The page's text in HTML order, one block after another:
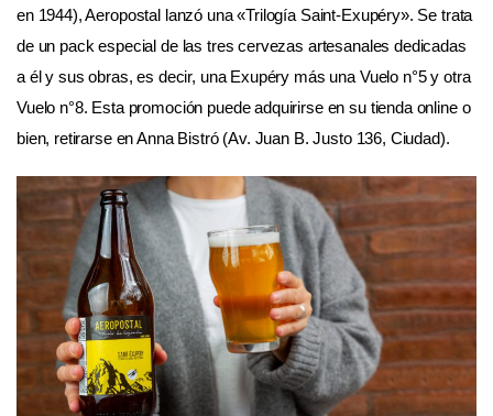
en 1944), Aeropostal lanzó una «Trilogía Saint-Exupéry». Se trata
de un pack especial de las tres cervezas artesanales dedicadas
a él y sus obras, es decir, una Exupéry más una Vuelo n°5 y otra
Vuelo n°8. Esta promoción puede adquirirse en su tienda online o
bien, retirarse en Anna Bistró (Av. Juan B. Justo 136, Ciudad).